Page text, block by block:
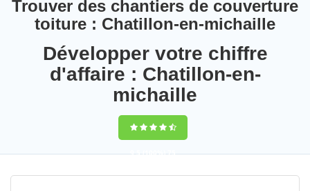
Trouver des chantiers de couverture
toiture : Chatillon-en-michaille
Développer votre chiffre
d'affaire : Chatillon-en-
michaille
9,5(100%)75
votes